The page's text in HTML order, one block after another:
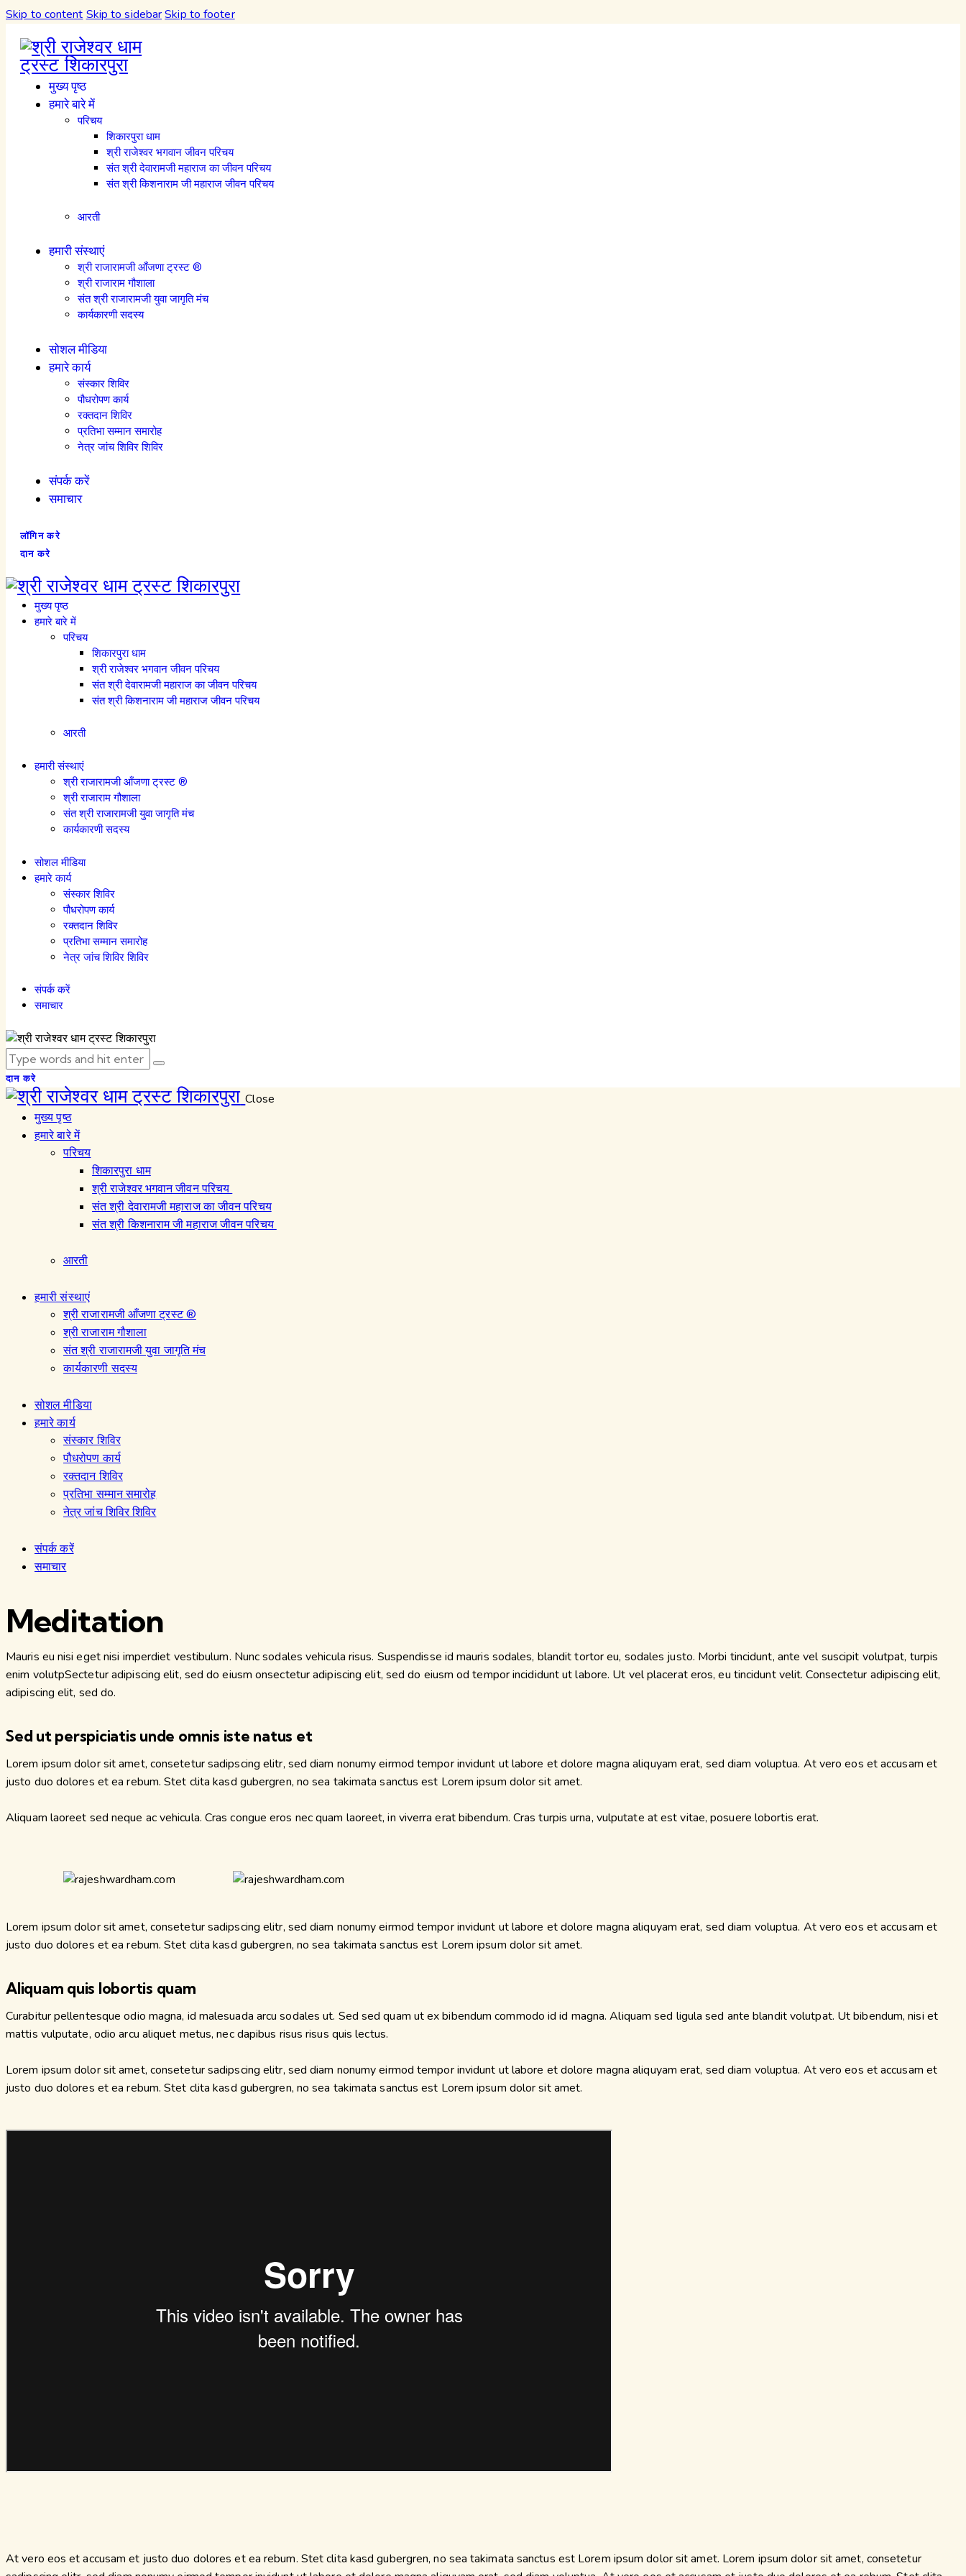
Skip to content Skip to sidebarSkip to footer
मुख्य पृष्ठ
हमारे बारे में
परिचय
शिकारपुरा धाम
श्री राजेश्वर भगवान जीवन परिचय
संत श्री देवारामजी महाराज का जीवन परिचय
संत श्री किशनाराम जी महाराज जीवन परिचय
आरती
हमारी संस्थाएं
श्री राजारामजी आँजणा ट्रस्ट ®
श्री राजाराम गौशाला
संत श्री राजारामजी युवा जागृति मंच
कार्यकारणी सदस्य
सोशल मीडिया
हमारे कार्य
संस्कार शिविर
पौधरोपण कार्य
रक्तदान शिविर
प्रतिभा सम्मान समारोह
नेत्र जांच शिविर शिविर
संपर्क करें
समाचार
लॉगिन करे
दान करे
मुख्य पृष्ठ
हमारे बारे में
परिचय
शिकारपुरा धाम
श्री राजेश्वर भगवान जीवन परिचय
संत श्री देवारामजी महाराज का जीवन परिचय
संत श्री किशनाराम जी महाराज जीवन परिचय
आरती
हमारी संस्थाएं
श्री राजारामजी आँजणा ट्रस्ट ®
श्री राजाराम गौशाला
संत श्री राजारामजी युवा जागृति मंच
कार्यकारणी सदस्य
सोशल मीडिया
हमारे कार्य
संस्कार शिविर
पौधरोपण कार्य
रक्तदान शिविर
प्रतिभा सम्मान समारोह
नेत्र जांच शिविर शिविर
संपर्क करें
समाचार
दान करे
Close
मुख्य पृष्ठ
हमारे बारे में
परिचय
शिकारपुरा धाम
श्री राजेश्वर भगवान जीवन परिचय
संत श्री देवारामजी महाराज का जीवन परिचय
संत श्री किशनाराम जी महाराज जीवन परिचय
आरती
हमारी संस्थाएं
श्री राजारामजी आँजणा ट्रस्ट ®
श्री राजाराम गौशाला
संत श्री राजारामजी युवा जागृति मंच
कार्यकारणी सदस्य
सोशल मीडिया
हमारे कार्य
संस्कार शिविर
पौधरोपण कार्य
रक्तदान शिविर
प्रतिभा सम्मान समारोह
नेत्र जांच शिविर शिविर
संपर्क करें
समाचार
Meditation
Mauris eu nisi eget nisi imperdiet vestibulum. Nunc sodales vehicula risus. Suspendisse id mauris sodales, blandit tortor eu, sodales justo. Morbi tincidunt, ante vel suscipit volutpat, turpis
enim volutpSectetur adipiscing elit, sed do eiusm onsectetur adipiscing elit, sed do eiusm od tempor incididunt ut labore. Ut vel placerat eros, eu tincidunt velit. Consectetur adipiscing elit,
adipiscing elit, sed do.
Sed ut perspiciatis unde omnis iste natus et
Lorem ipsum dolor sit amet, consetetur sadipscing elitr, sed diam nonumy eirmod tempor invidunt ut labore et dolore magna aliquyam erat, sed diam voluptua. At vero eos et accusam et
justo duo dolores et ea rebum. Stet clita kasd gubergren, no sea takimata sanctus est Lorem ipsum dolor sit amet.
Aliquam laoreet sed neque ac vehicula. Cras congue eros nec quam laoreet, in viverra erat bibendum. Cras turpis urna, vulputate at est vitae, posuere lobortis erat.
Lorem ipsum dolor sit amet, consetetur sadipscing elitr, sed diam nonumy eirmod tempor invidunt ut labore et dolore magna aliquyam erat, sed diam voluptua. At vero eos et accusam et
justo duo dolores et ea rebum. Stet clita kasd gubergren, no sea takimata sanctus est Lorem ipsum dolor sit amet.
Aliquam quis lobortis quam
Curabitur pellentesque odio magna, id malesuada arcu sodales ut. Sed sed quam ut ex bibendum commodo id id magna. Aliquam sed ligula sed ante blandit volutpat. Ut bibendum, nisi et
mattis vulputate, odio arcu aliquet metus, nec dapibus risus risus quis lectus.
Lorem ipsum dolor sit amet, consetetur sadipscing elitr, sed diam nonumy eirmod tempor invidunt ut labore et dolore magna aliquyam erat, sed diam voluptua. At vero eos et accusam et
justo duo dolores et ea rebum. Stet clita kasd gubergren, no sea takimata sanctus est Lorem ipsum dolor sit amet.
At vero eos et accusam et justo duo dolores et ea rebum. Stet clita kasd gubergren, no sea takimata sanctus est Lorem ipsum dolor sit amet. Lorem ipsum dolor sit amet, consetetur